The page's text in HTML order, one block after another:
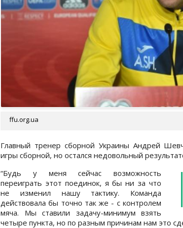
ffu.org.ua
Главный тренер сборной Украины Андрей
игры сборной, но остался недовольный
“Будь у меня сейчас возможность
переиграть этот поединок, я бы ни за что
не изменил нашу тактику. Команда
действовала бы точно так же - с контролем
мяча. Мы ставили задачу-минимум взять
четыре пункта, но по разным причинам нам это